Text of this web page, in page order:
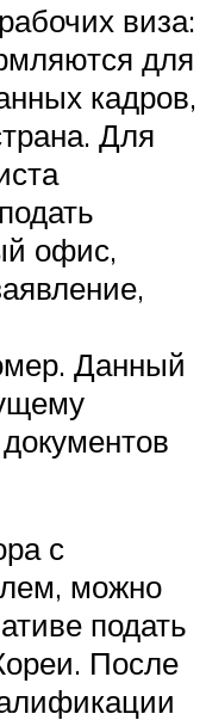
виза:
для
кадров,
Для
офис,
Данный
с
можно
подать
После